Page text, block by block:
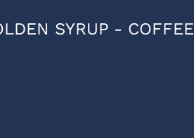
SYRUP - COFFEE